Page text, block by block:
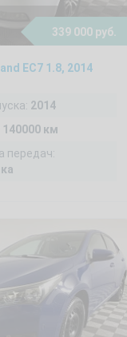
339 000 руб.
EC7 1.8, 2014
2014
140000 км
передач: